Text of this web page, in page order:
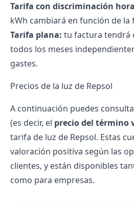
Tarifa con discriminación
kWh cambiará en función de la
Tarifa plana: tu factura tendrá
todos los meses
gastes.
Precios de la luz de Repsol
A continuación puedes
(es decir, el precio del término
tarifa de luz de Repsol. Estas
valoración positiva según las
clientes, y están disponibles
como para empresas.